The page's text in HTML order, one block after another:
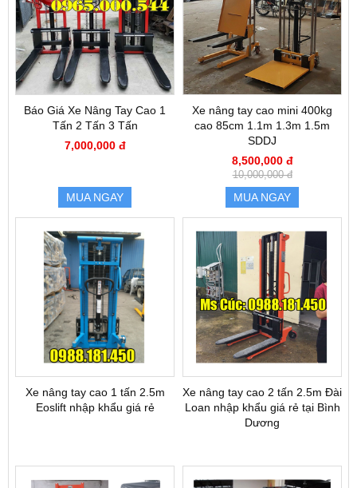
Báo Giá Xe Nâng Tay Cao 1
Tấn 2 Tấn 3 Tấn
7,000,000 đ
MUA NGAY
Xe nâng tay cao mini 400kg
cao 85cm 1.1m 1.3m 1.5m
SDDJ
8,500,000 đ
10,000,000 đ
MUA NGAY
Xe nâng tay cao 1 tấn 2.5m
Eoslift nhập khẩu giá rẻ
Xe nâng tay cao 2 tấn 2.5m Đài
Loan nhập khẩu giá rẻ tại Bình
Dương